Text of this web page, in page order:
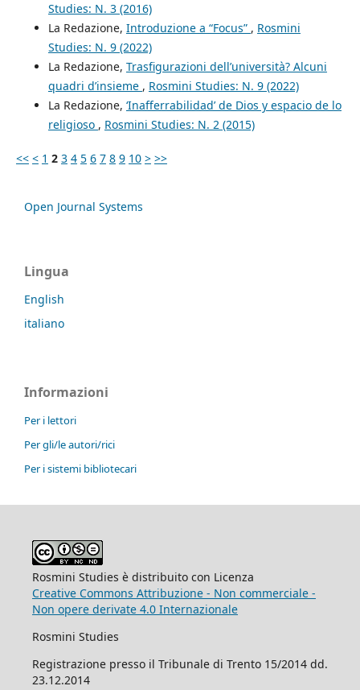
Studies: N. 3 (2016)
La Redazione, Introduzione a “Focus” , Rosmini
Studies: N. 9 (2022)
La Redazione, Trasfigurazioni dell’università? Alcuni
quadri d’insieme , Rosmini Studies: N. 9 (2022)
La Redazione, ‘Inafferrabilidad’ de Dios y espacio de lo
religioso , Rosmini Studies: N. 2 (2015)
<< < 1 2 3 4 5 6 7 8 9 10 > >>
Open Journal Systems
Lingua
English
italiano
Informazioni
Per i lettori
Per gli/le autori/rici
Per i sistemi bibliotecari
Rosmini Studies è distribuito con Licenza
Creative Commons Attribuzione - Non commerciale -
Non opere derivate 4.0 Internazionale
Rosmini Studies
Registrazione presso il Tribunale di Trento 15/2014 dd.
23.12.2014